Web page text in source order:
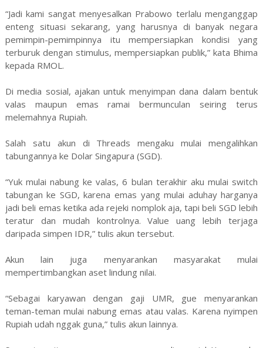
“Jadi kami sangat menyesalkan Prabowo terlalu menganggap
enteng situasi sekarang, yang harusnya di banyak negara
pemimpin-pemimpinnya itu mempersiapkan kondisi yang
terburuk dengan stimulus, mempersiapkan publik,” kata Bhima
kepada RMOL.
Di media sosial, ajakan untuk menyimpan dana dalam bentuk
valas maupun emas ramai bermunculan seiring terus
melemahnya Rupiah.
Salah satu akun di Threads mengaku mulai mengalihkan
tabungannya ke Dolar Singapura (SGD).
“Yuk mulai nabung ke valas, 6 bulan terakhir aku mulai switch
tabungan ke SGD, karena emas yang mulai aduhay harganya
jadi beli emas ketika ada rejeki nomplok aja, tapi beli SGD lebih
teratur dan mudah kontrolnya. Value uang lebih terjaga
daripada simpen IDR,” tulis akun tersebut.
Akun lain juga menyarankan masyarakat mulai
mempertimbangkan aset lindung nilai.
“Sebagai karyawan dengan gaji UMR, gue menyarankan
teman-teman mulai nabung emas atau valas. Karena nyimpen
Rupiah udah nggak guna,” tulis akun lainnya.